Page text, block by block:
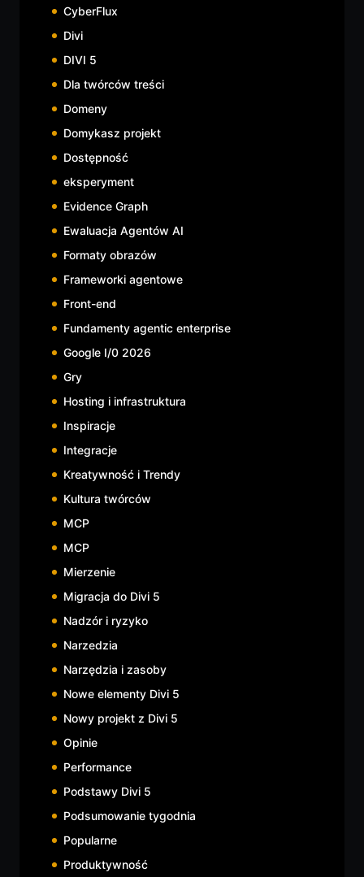
CyberFlux
Divi
DIVI 5
Dla twórców treści
Domeny
Domykasz projekt
Dostępność
eksperyment
Evidence Graph
Ewaluacja Agentów AI
Formaty obrazów
Frameworki agentowe
Front-end
Fundamenty agentic enterprise
Google I/0 2026
Gry
Hosting i infrastruktura
Inspiracje
Integracje
Kreatywność i Trendy
Kultura twórców
MCP
MCP
Mierzenie
Migracja do Divi 5
Nadzór i ryzyko
Narzedzia
Narzędzia i zasoby
Nowe elementy Divi 5
Nowy projekt z Divi 5
Opinie
Performance
Podstawy Divi 5
Podsumowanie tygodnia
Popularne
Produktywność